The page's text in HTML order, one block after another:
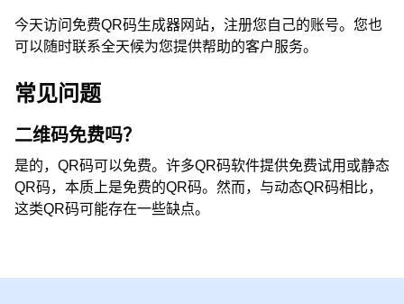
今天访问免费QR码生成器网站，注册您自己的账号。您也
可以随时联系全天候为您提供帮助的客户服务。
常见问题
二维码免费吗？
是的，QR码可以免费。许多QR码软件提供免费试用或静态
QR码，本质上是免费的QR码。然而，与动态QR码相比，
这类QR码可能存在一些缺点。